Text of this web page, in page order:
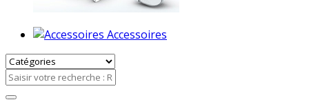
Accessoires